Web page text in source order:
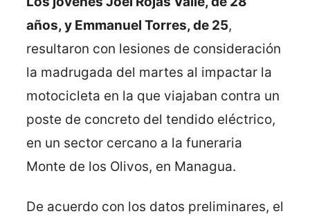
años, y Emmanuel Torres, de 25,
resultaron con lesiones de consideración
la madrugada del martes al impactar la
motocicleta en la que viajaban contra un
poste de concreto del tendido eléctrico,
en un sector cercano a la funeraria
Monte de los Olivos, en Managua.
De acuerdo con los datos preliminares, el